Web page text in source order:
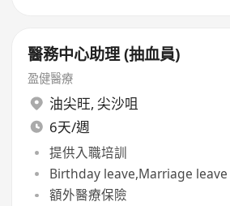
醫務中心助理 (抽血員)
盈健醫療
油尖旺, 尖沙咀
6天/週
提供入職培訓
Birthday leave,Marriage leave
額外醫療保險